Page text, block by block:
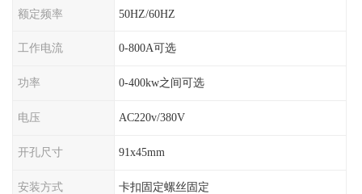
额定频率 50HZ/60HZ
工作电流 0-800A可选
功率 0-400kw之间可选
电压 AC220v/380V
开孔尺寸 91x45mm
安装方式 卡扣固定螺丝固定